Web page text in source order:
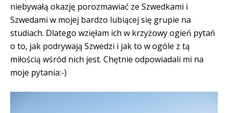
niebywałą okazję porozmawiać ze Szwedkami i
Szwedami w mojej bardzo lubiącej się grupie na
studiach. Dlatego wzięłam ich w krzyżowy ogień pytań
o to, jak podrywają Szwedzi i jak to w ogóle z tą
miłością wśród nich jest. Chętnie odpowiadali mi na
moje pytania:-)